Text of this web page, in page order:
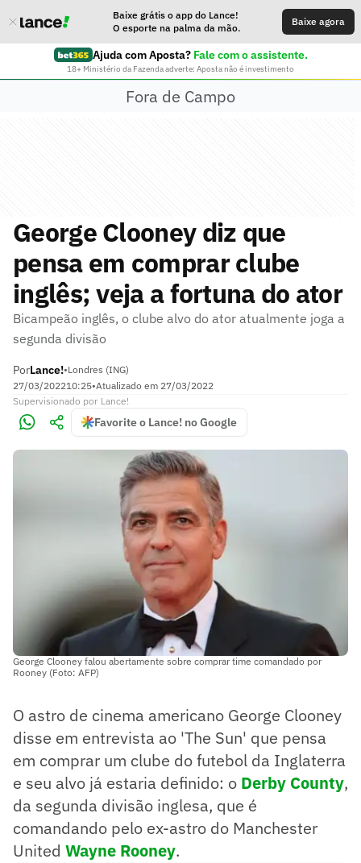
Baixe grátis o app do Lance!
O esporte na palma da mão.
Baixe agora
Ajuda com Aposta? Fale com o assistente.
18+ Ministério da Fazenda adverte: Aposta não é investimento
Fora de Campo
George Clooney diz que
pensa em comprar clube
inglês; veja a fortuna do ator
Bicampeão inglês, o clube alvo do ator atualmente joga a
segunda divisão
PorLance!•Londres (ING)
27/03/202210:25•Atualizado em 27/03/2022
Supervisionado por Lance!
Favorite o Lance! no Google
George Clooney falou abertamente sobre comprar time comandado por
Rooney (Foto: AFP)
O astro de cinema americano George Clooney
disse em entrevista ao 'The Sun' que pensa
em comprar um clube do futebol da Inglaterra
e seu alvo já estaria definido: o Derby County,
da segunda divisão inglesa, que é
comandando pelo ex-astro do Manchester
United Wayne Rooney.